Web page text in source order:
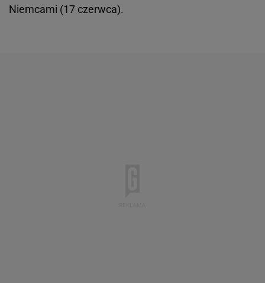
Niemcami (17 czerwca).